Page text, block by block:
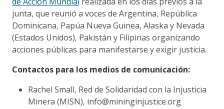
junta, que reunió a voces de Argentina, República
Dominicana, Papúa Nueva Guinea, Alaska y Nevada
(Estados Unidos), Pakistán y Filipinas organizando
acciones públicas para manifestarse y exigir justicia.
Contactos para los medios de comunicación:
Rachel Small, Red de Solidaridad con la Injusticia
Minera (MISN), info@mininginjustice.org